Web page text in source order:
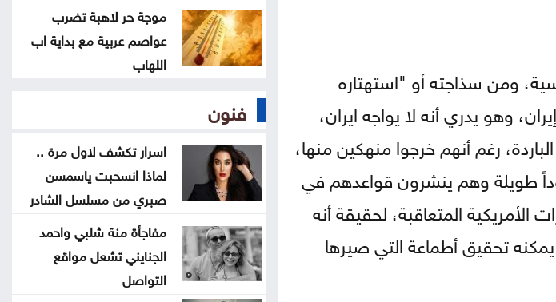
ومن سذاجته أو "استهتاره
وهو يدري أنه لا يواجه ايران،
رغم أنهم خرجوا منهكين منها،
طويلة وهم ينشرون قواعدهم في
المتعاقبة، لحقيقة أنه
تحقيق أطماعة التي صيرها
رئيس وزراء باكستان وقائد الجيش
يزوران السعودية الخميس
.. وعيار 21 يقترب من 87 دينارًا
موجة حر لاهبة تضرب
عواصم عربية مع بداية اب
اللهاب
فنون
اسرار تكشف لاول مرة ..
لماذا انسحبت ياسمسن
صبري من مسلسل الشادر
مفاجأة منة شلبي واحمد
الجنايني تشعل مواقع
التواصل